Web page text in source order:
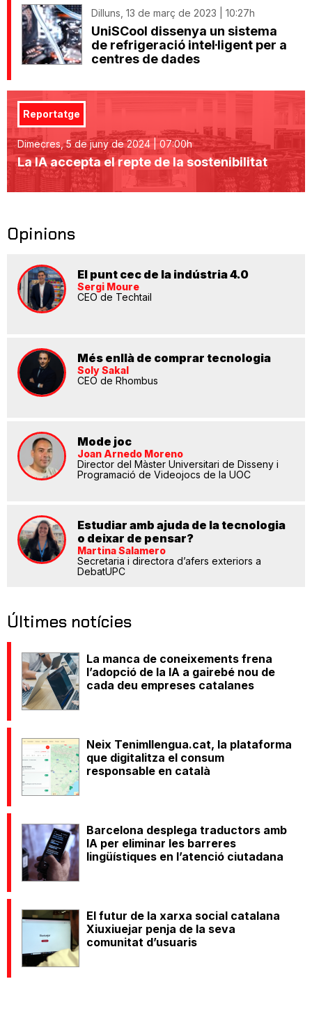
Dilluns, 13 de març de 2023 | 10:27h
UniSCool dissenya un sistema
de refrigeració intel·ligent per a
centres de dades
Reportatge
Dimecres, 5 de juny de 2024 | 07:00h
La IA accepta el repte de la sostenibilitat
Opinions
El punt cec de la indústria 4.0
Sergi Moure
CEO de Techtail
Més enllà de comprar tecnologia
Soly Sakal
CEO de Rhombus
Mode joc
Joan Arnedo Moreno
Director del Màster Universitari de Disseny i
Programació de Videojocs de la UOC
Estudiar amb ajuda de la tecnologia
o deixar de pensar?
Martina Salamero
Secretaria i directora d’afers exteriors a
DebatUPC
Últimes notícies
La manca de coneixements frena
l’adopció de la IA a gairebé nou de
cada deu empreses catalanes
Neix Tenimllengua.cat, la plataforma
que digitalitza el consum
responsable en català
Barcelona desplega traductors amb
IA per eliminar les barreres
lingüístiques en l’atenció ciutadana
El futur de la xarxa social catalana
Xiuxiuejar penja de la seva
comunitat d’usuaris